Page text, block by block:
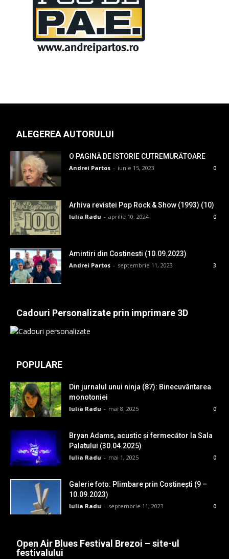
ALEGEREA AUTORULUI
O PAGINĂ DE ISTORIE CUTREMURĂTOARE
Andrei Partos - iunie 15, 2023 0
Arhiva revistei Pop Rock & Show (1993) (10)
Iulia Radu - aprilie 10, 2024 0
Amintiri din Costinesti (10.09.2023)
Andrei Partos - septembrie 11, 2023 3
Cadouri Personalizate prin imprimare 3D
POPULARE
Din jurnalul unui ninja (87): Binecuvântarea
monotoniei
Iulia Radu - mai 8, 2025 0
Bryan Adams, acustic și fermecător la Sala
Palatului (30.04.2025)
Iulia Radu - mai 1, 2025 0
Galerie foto: Plimbare prin Costinești (9 –
10.09.2023)
Iulia Radu - septembrie 11, 2023 0
Open Air Blues Festival Brezoi – site-ul
festivalului